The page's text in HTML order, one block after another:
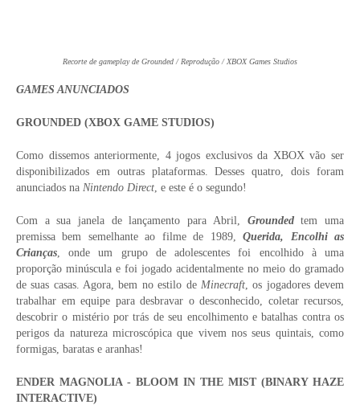
Recorte de gameplay de Grounded / Reprodução / XBOX Games Studios
GAMES ANUNCIADOS
GROUNDED (XBOX GAME STUDIOS)
Como dissemos anteriormente, 4 jogos exclusivos da XBOX vão ser
disponibilizados em outras plataformas. Desses quatro, dois foram
anunciados na Nintendo Direct, e este é o segundo!
Com a sua janela de lançamento para Abril, Groundedtem uma
premissa bem semelhante ao filme de 1989,Querida, Encolhi as
Crianças, onde um grupo de adolescentes foi encolhido à uma
proporção minúscula e foi jogado acidentalmente no meio do gramado
de suas casas. Agora, bem no estilo de Minecraft, os jogadores devem
trabalhar em equipe para desbravar o desconhecido, coletar recursos,
descobrir o mistério por trás de seu encolhimento e batalhas contra os
perigos da natureza microscópica que vivem nos seus quintais, como
formigas, baratas e aranhas!
ENDER MAGNOLIA - BLOOM IN THE MIST (BINARY HAZE
INTERACTIVE)